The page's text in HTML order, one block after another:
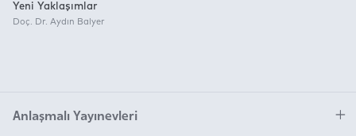
Yeni Yaklaşımlar
Doç. Dr. Aydın Balyer
Anlaşmalı Yayınevleri